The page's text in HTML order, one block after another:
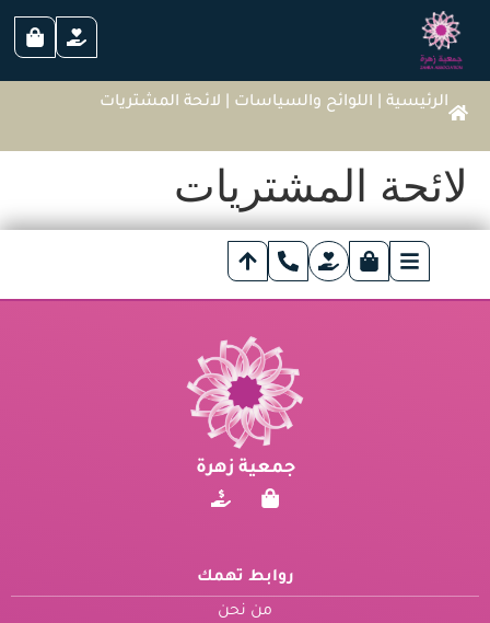
الرئيسية اللوائح والسياسات لائحة المشتريات
لائحة المشتريات
جمعية زهرة
روابط تهمك
من نحن